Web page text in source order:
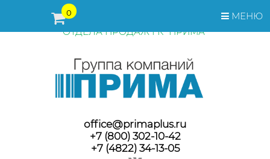
МЕНЮ
0
ПЕРЕД ОФОРМЛЕНИЕМ ЗАКАЗА, СТОИМОСТЬ И СРОКИ
ПОСТАВКИ ТОВАРА УТОЧНЯЙТЕ У МЕНЕДЖЕРОВ
ОТДЕЛА ПРОДАЖ ГК "ПРИМА"
office@primaplus.ru
+7 (800) 302-10-42
+7 (4822) 34-13-05